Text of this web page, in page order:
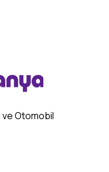
ve Otomobil